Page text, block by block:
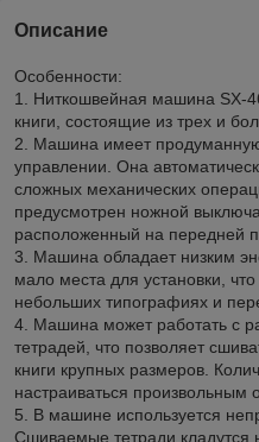
Описание
Особенности:
1. Ниткошвейная машина SX-
книги, состоящие из трех и
2. Машина имеет
управлении. Она
сложных механических
предусмотрен ножной
расположенный на передней
3. Машина обладает низким
мало места для установки,
небольших типографиях и
4. Машина может работать с
тетрадей, что позволяет
книги крупных размеров.
настраиваться произвольным
5. В машине используется
Сшиваемые тетради кладутся